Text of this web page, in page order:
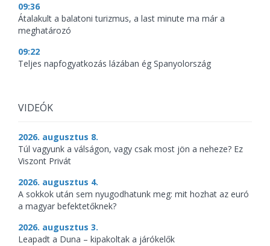
09:36
Átalakult a balatoni turizmus, a last minute ma már a
meghatározó
09:22
Teljes napfogyatkozás lázában ég Spanyolország
VIDEÓK
2026. augusztus 8.
Túl vagyunk a válságon, vagy csak most jön a neheze? Ez
Viszont Privát
2026. augusztus 4.
A sokkok után sem nyugodhatunk meg: mit hozhat az euró
a magyar befektetőknek?
2026. augusztus 3.
Leapadt a Duna – kipakoltak a járókelők